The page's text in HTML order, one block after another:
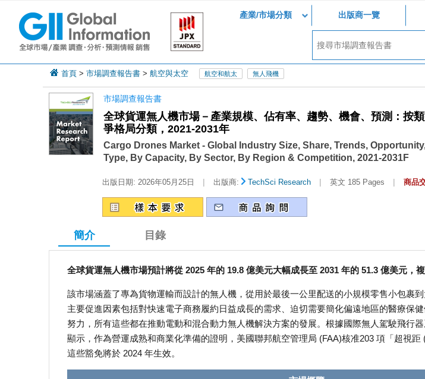
產業/市場分類 出版商一覽
首頁 > 市場調查報告書 > 航空與太空 航空和航太 無人飛機
市場調查報告書
全球貨運無人機市場－產業規模、佔有率、趨勢、機會、預測：按
爭格局分類，2021-2031年
Cargo Drones Market - Global Industry Size, Share, Trends,
Type, By Capacity, By Sector, By Region & Competition, 2021-2031F
出版日期: 2026年05月25日 | 出版商: TechSci Research | 英文 185 Pages | 商品
簡介 目錄
全球貨運無人機市場預計將從 2025 年的 19.8 億美元大幅成長至 2031 年的 51.3 億美元，
該市場涵蓋了專為貨物運輸而設計的無人機，從用於最後一公里配送的小規模零售小包裹到
主要促進因素包括對快速電子商務履約日益成長的需求、迫切需要簡化偏遠地區的醫療保
努力，所有這些都在推動電動和混合動力無人機解決方案的發展。根據國際無人駕駛飛行
顯示，作為營運成熟和商業化準備的證明，美國聯邦航空管理局 (FAA)核准203 項「超視距
這些豁免將於 2024 年生效。